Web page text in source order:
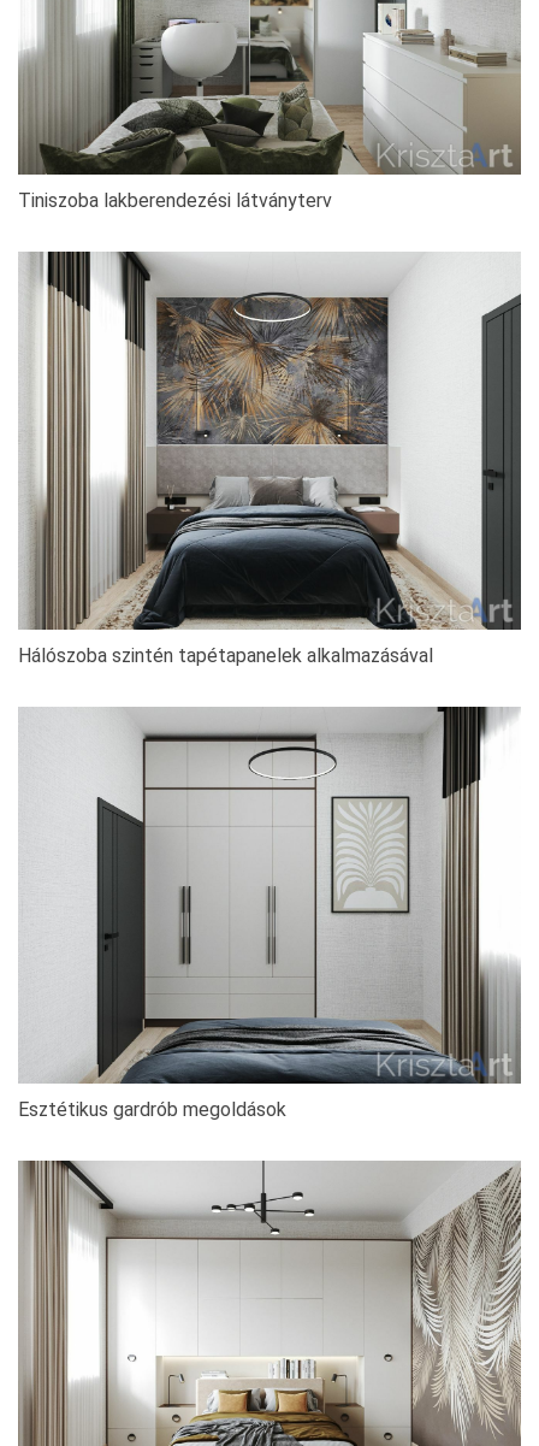
Tiniszoba lakberendezési látványterv
Hálószoba szintén tapétapanelek alkalmazásával
Esztétikus gardrób megoldások